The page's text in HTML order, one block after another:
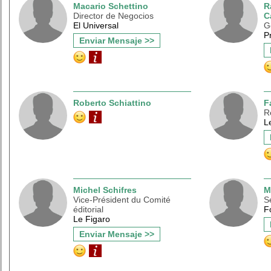
Macario Schettino
Director de Negocios
El Universal
Enviar Mensaje >>
Roberto Schiattino
Michel Schifres
Vice-Président du Comité
éditorial
Le Figaro
Enviar Mensaje >>